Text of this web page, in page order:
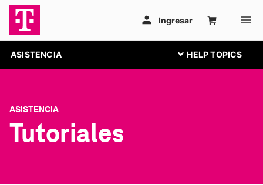
ASISTENCIA
ASISTENCIA
Tutoriales